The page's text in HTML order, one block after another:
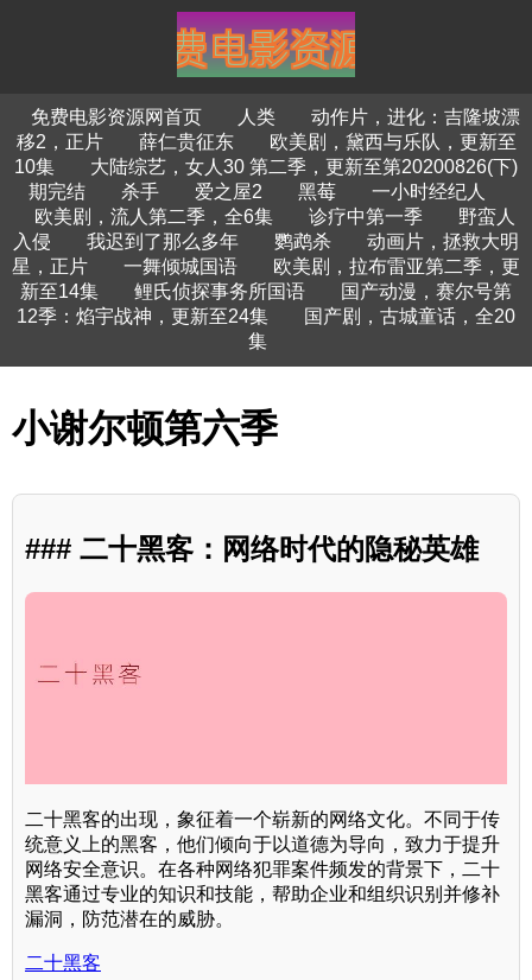
免费电影资源网首页 人类
动作片，进化：吉隆坡漂
移2，正片
薛仁贵征东
欧美剧，黛西与乐队，更新至
10集
大陆综艺，女人30 第二季，更新至第20200826(下)
期完结
杀手 爱之屋2 黑莓
一小时经纪人
欧美剧，流人第二季，全6集
诊疗中第一季
野蛮人
入侵
我迟到了那么多年 鹦鹉杀
动画片，拯救大明
星，正片
一舞倾城国语
欧美剧，拉布雷亚第二季，更
新至14集
鲤氏侦探事务所国语
国产动漫，赛尔号第
12季：焰宇战神，更新至24集
国产剧，古城童话，全20
集
小谢尔顿第六季
### 二十黑客：网络时代的隐秘英雄
二十黑客的出现，象征着一个崭新的网络文化。不同于传
统意义上的黑客，他们倾向于以道德为导向，致力于提升
网络安全意识。在各种网络犯罪案件频发的背景下，二十
黑客通过专业的知识和技能，帮助企业和组织识别并修补
漏洞，防范潜在的威胁。
二十黑客